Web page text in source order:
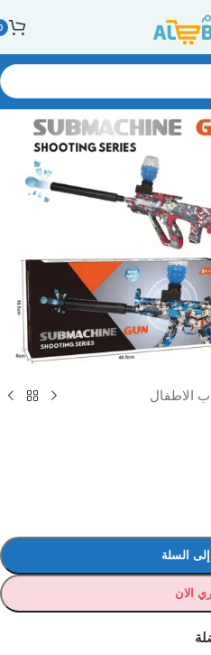
الاطفال
السلة
الان